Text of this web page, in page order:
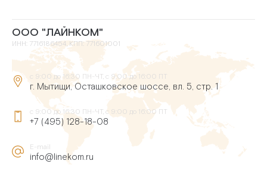
ООО "ЛАЙНКОМ"
ИНН: 7716186454, КПП: 771601001
с 9:00 до 16:30 ПН-ЧТ, с 9:00 до 16:00 ПТ
г. Мытищи, Осташковское шоссе, вл. 5, стр. 1
с 9:00 до 16:30 ПН-ЧТ, с 9:00 до 16:00 ПТ
+7 (495) 128-18-08
E-mail
info@linekom.ru